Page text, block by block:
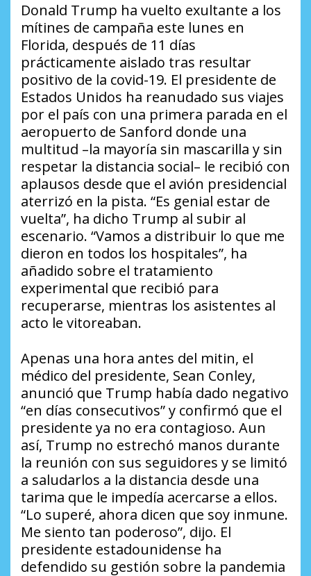
Donald Trump ha vuelto exultante a los
mítines de campaña este lunes en
Florida, después de 11 días
prácticamente aislado tras resultar
positivo de la covid-19. El presidente de
Estados Unidos ha reanudado sus viajes
por el país con una primera parada en el
aeropuerto de Sanford donde una
multitud –la mayoría sin mascarilla y sin
respetar la distancia social– le recibió con
aplausos desde que el avión presidencial
aterrizó en la pista. “Es genial estar de
vuelta”, ha dicho Trump al subir al
escenario. “Vamos a distribuir lo que me
dieron en todos los hospitales”, ha
añadido sobre el tratamiento
experimental que recibió para
recuperarse, mientras los asistentes al
acto le vitoreaban.
Apenas una hora antes del mitin, el
médico del presidente, Sean Conley,
anunció que Trump había dado negativo
“en días consecutivos” y confirmó que el
presidente ya no era contagioso. Aun
así, Trump no estrechó manos durante
la reunión con sus seguidores y se limitó
a saludarlos a la distancia desde una
tarima que le impedía acercarse a ellos.
“Lo superé, ahora dicen que soy inmune.
Me siento tan poderoso”, dijo. El
presidente estadounidense ha
defendido su gestión sobre la pandemia